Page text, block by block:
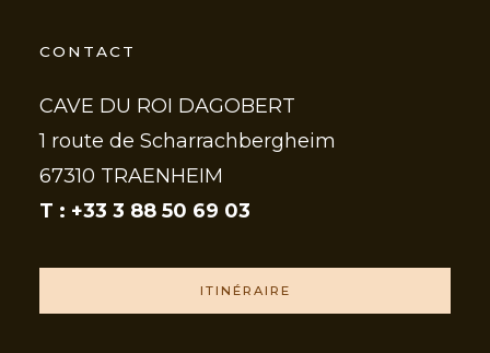
CONTACT
CAVE DU ROI DAGOBERT
1 route de Scharrachbergheim
67310 TRAENHEIM
T : +33 3 88 50 69 03
ITINÉRAIRE